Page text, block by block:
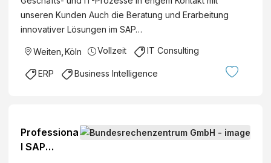
unseren Kunden Auch die Beratung und Erarbeitung
innovativer Lösungen im SAP…
Weiten Köln Vollzeit IT Consulting
ERP Business Intelligence
Professiona
l SAP